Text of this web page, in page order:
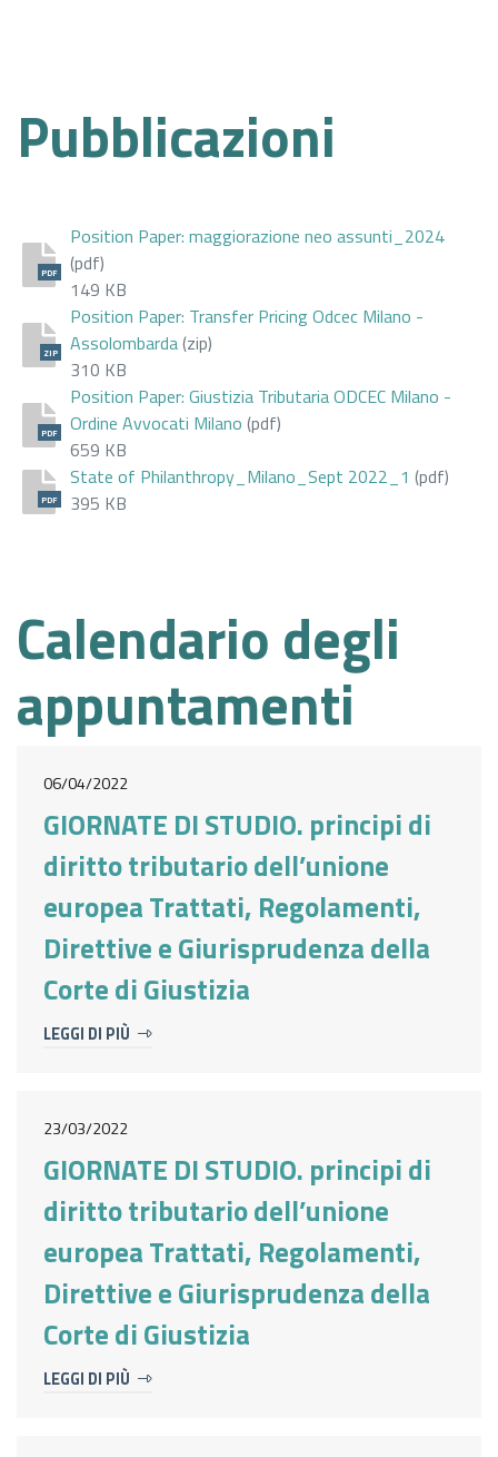
Pubblicazioni
PDF
Position Paper: maggiorazione neo assunti_2024
(pdf)
149 KB
ZIP
Position Paper: Transfer Pricing Odcec Milano -
Assolombarda(zip)
310 KB
PDF
Position Paper: Giustizia Tributaria ODCEC Milano -
Ordine Avvocati Milano (pdf)
659 KB
PDF
State of Philanthropy_Milano_Sept 2022_1 (pdf)
395 KB
Calendario degli
appuntamenti
06/04/2022
GIORNATE DI STUDIO. principi di
diritto tributario dell’unione
europea Trattati, Regolamenti,
Direttive e Giurisprudenza della
Corte di Giustizia
LEGGI DI PIÙ
23/03/2022
GIORNATE DI STUDIO. principi di
diritto tributario dell’unione
europea Trattati, Regolamenti,
Direttive e Giurisprudenza della
Corte di Giustizia
LEGGI DI PIÙ